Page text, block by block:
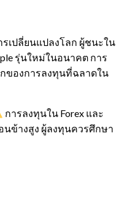
เปลี่ยนแปลงโลก ผู้ชนะใน
รุ่นใหม่ในอนาคต การ
ของการลงทุนที่ฉลาดใน
การลงทุนใน Forex และ
ข้างสูง ผู้ลงทุนควรศึกษา